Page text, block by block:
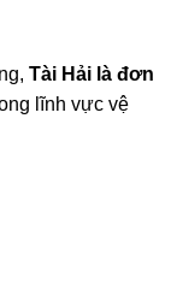
Tài Hải là đơn
lĩnh vực vệ